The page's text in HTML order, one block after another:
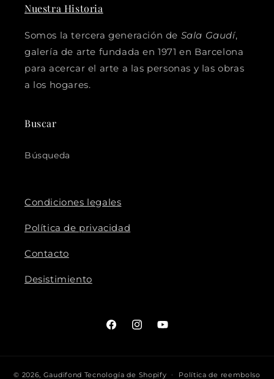
Nuestra Historia
Somos la tercera generación de Sala Gaudí,
galería de arte fundada en 1971 en Barcelona
para acercar el arte a las personas y las obras
a los hogares.
Buscar
Búsqueda
Condiciones legales
Política de privacidad
Contacto
Desistimiento
FacebookInstagramYouTube
© 2026, Gaudifond Tecnología de Shopify Política de reembolso